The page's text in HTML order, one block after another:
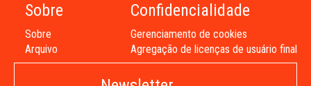
Sobre
Sobre
Arquivo
Confidencialidade
Gerenciamento de cookies
Agregação de licenças de usuário final